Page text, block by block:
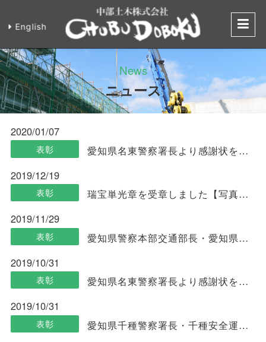
表彰 | ニュー
English
News
ニュース
2020/01/07
表彰
愛知県名東警察署長より感謝状を頂きました
2019/12/19
表彰
瑞宝単光章を受章しました【写真あり】
2019/11/29
表彰
愛知県警察本部交通部長・愛知県安全運転管理協議会会長より表彰状を頂きました
2019/10/31
表彰
愛知県名東警察署長より感謝状を頂きました
2019/10/31
表彰
愛知県千種警察署長・千種安全運転管理協議会長より表彰状を頂きました